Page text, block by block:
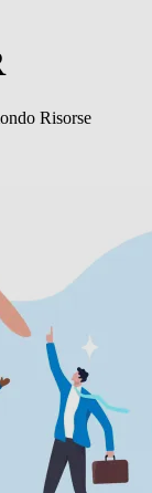
Risorse